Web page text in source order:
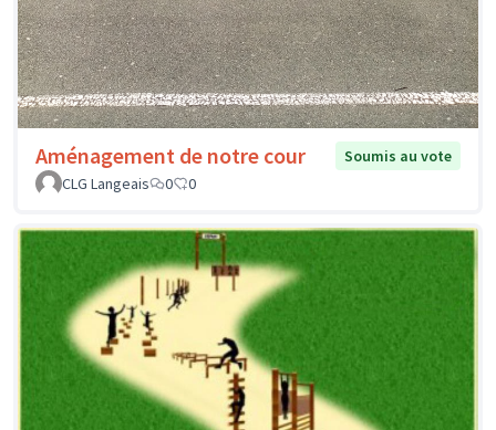
Aménagement de notre cour
Soumis au vote
CLG Langeais
0 0